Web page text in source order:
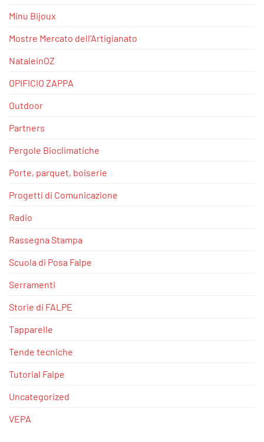
Minu Bijoux
Mostre Mercato dell'Artigianato
NataleinOZ
OPIFICIO ZAPPA
Outdoor
Partners
Pergole Bioclimatiche
Porte, parquet, boiserie
Progetti di Comunicazione
Radio
Rassegna Stampa
Scuola di Posa Falpe
Serramenti
Storie di FALPE
Tapparelle
Tende tecniche
Tutorial Falpe
Uncategorized
VEPA